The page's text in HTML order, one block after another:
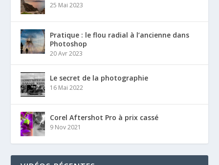
25 Mai 2023
Pratique : le flou radial à l’ancienne dans
Photoshop
20 Avr 2023
Le secret de la photographie
16 Mai 2022
Corel Aftershot Pro à prix cassé
9 Nov 2021